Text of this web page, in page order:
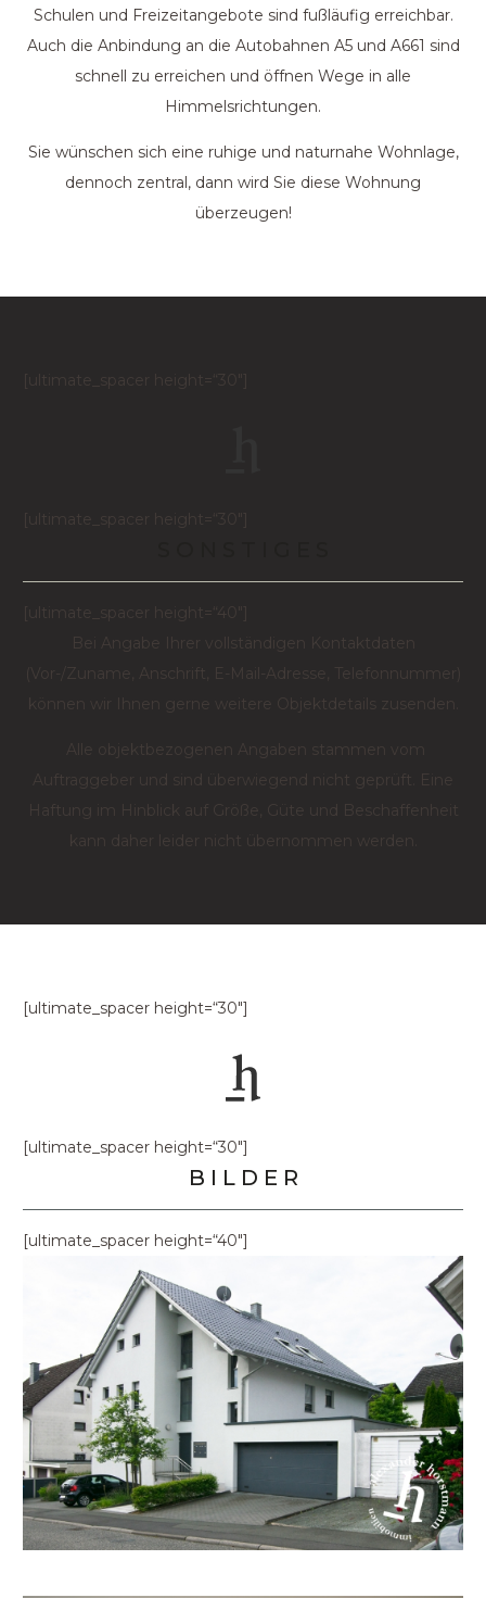
Schulen und Freizeitangebote sind fußläufig erreichbar.
Auch die Anbindung an die Autobahnen A5 und A661 sind
schnell zu erreichen und öffnen Wege in alle
Himmelsrichtungen.
Sie wünschen sich eine ruhige und naturnahe Wohnlage,
dennoch zentral, dann wird Sie diese Wohnung
überzeugen!
[ultimate_spacer height=“30″]
[ultimate_spacer height=“30″]
[ultimate_spacer height=“40″]
Bei Angabe Ihrer vollständigen Kontaktdaten
(Vor-/Zuname, Anschrift, E-Mail-Adresse, Telefonnummer)
können wir Ihnen gerne weitere Objektdetails zusenden.
Alle objektbezogenen Angaben stammen vom
Auftraggeber und sind überwiegend nicht geprüft. Eine
Haftung im Hinblick auf Größe, Güte und Beschaffenheit
kann daher leider nicht übernommen werden.
[ultimate_spacer height=“30″]
[ultimate_spacer height=“30″]
B I L D E R
[ultimate_spacer height=“40″]